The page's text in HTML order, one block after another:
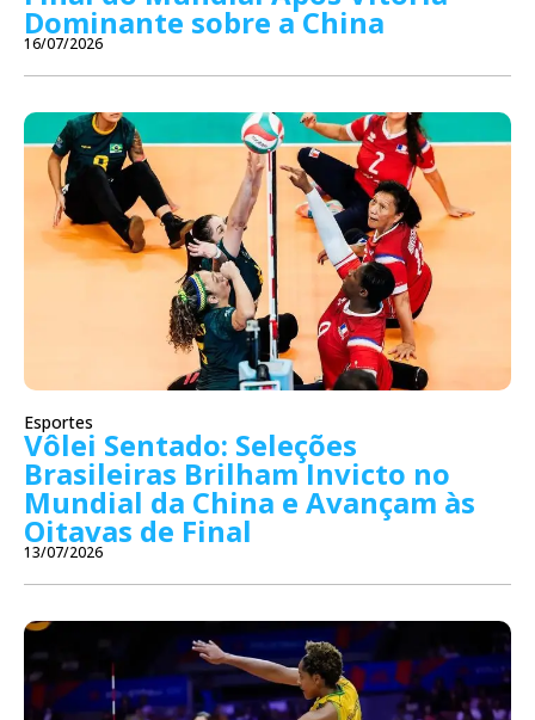
Dominante sobre a China
16/07/2026
Esportes
Vôlei Sentado: Seleções
Brasileiras Brilham Invicto no
Mundial da China e Avançam às
Oitavas de Final
13/07/2026